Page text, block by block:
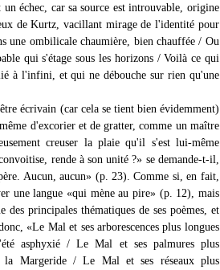
échec, car sa source est introuvable, origine
de Kurtz, vacillant mirage de l'identité pour
une ombilicale chaumière, bien chauffée / Ou
qui s'étage sous les horizons / Voilà ce qui
à l'infini, et qui ne débouche sur rien qu'une
écrivain (car cela se tient bien évidemment)
d'excorier et de gratter, comme un maître
creuser la plaie qu'il s'est lui-même
rende à son unité ?» se demande-t-il,
Aucun, aucun» (p. 23). Comme si, en fait,
une langue «qui mène au pire» (p. 12), mais
principales thématiques de ses poèmes, et
«Le Mal et ses arborescences plus longues
asphyxié / Le Mal et ses palmures plus
la Margeride / Le Mal et ses réseaux plus